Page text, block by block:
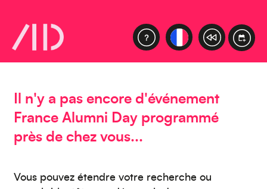
Il n'y a pas encore d'événement
France Alumni Day programmé
près de chez vous...
Vous pouvez étendre votre recherche ou
Moyen-Orient